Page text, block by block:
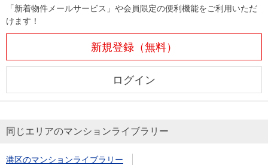
「新着物件メールサービス」や会員限定の便利機能をご利用いただ
けます！
新規登録（無料）
ログイン
同じエリアのマンションライブラリー
港区のマンションライブラリー